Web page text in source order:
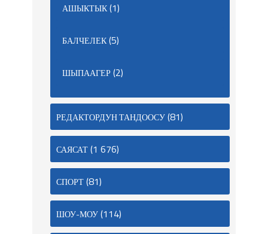
АШЫКТЫК(1)
БАЛЧЕЛЕК(5)
ШЫПААГЕР(2)
РЕДАКТОРДУН ТАНДООСУ(81)
САЯСАТ(1 676)
СПОРТ(81)
ШОУ-МОУ(114)